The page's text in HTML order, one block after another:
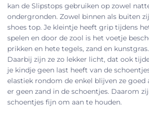
kan de Slipstops gebruiken op zowel
ondergronden. Zowel binnen als buiten
shoes top. Je kleintje heeft grip tijdens
spelen en door de zool is het voetje
prikken en hete tegels, zand en kunstgras.
Daarbij zijn ze zo lekker licht, dat ook
je kindje geen last heeft van de
elastiek rondom de enkel blijven ze goed
er geen zand in de schoentjes. Daarom
schoentjes fijn om aan te houden.